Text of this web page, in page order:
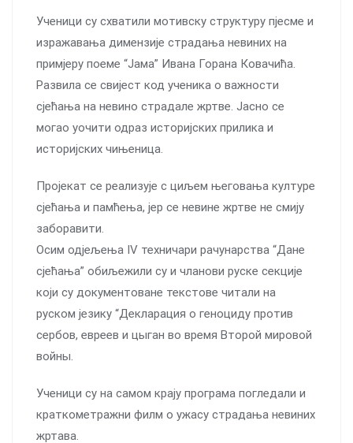
Ученици су схватили мотивску структуру пјесме и
изражавања димензије страдања невиних на
примјеру поеме “Јама” Ивана Горана Ковачића.
Развила се свијест код ученика о важности
сјећања на невино страдале жртве. Јасно се
могао уочити одраз историјских прилика и
историјских чињеница.
Пројекат се реализује с циљем његовања културе
сјећања и памћења, јер се невине жртве не смију
заборавити.
Осим одјељења IV техничари рачунарства “Дане
сјећања” обиљежили су и чланови руске секције
који су документоване текстове читали на
руском језику “Декларация о геноциду против
сербов, евреев и цыган во время Второй мировой
войны.
Ученици су на самом крају програма погледали и
краткометражни филм о ужасу страдања невиних
жртава.